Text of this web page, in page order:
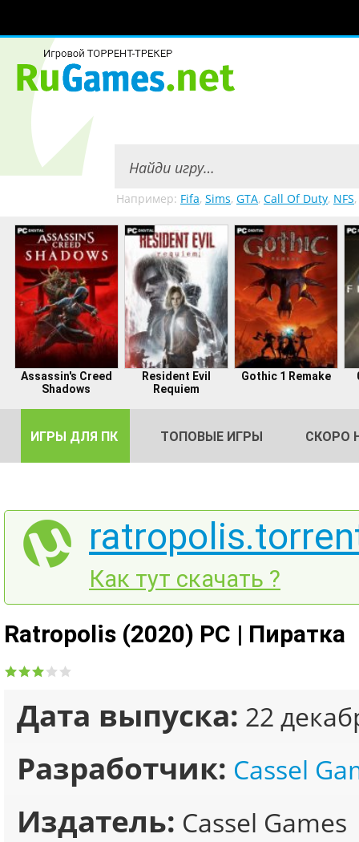
Например: Fifa, Sims, GTA, Call Of Duty, NFS,
Assassin's Creed
Shadows
Resident Evil
Requiem
Gothic 1 Remake
ИГРЫ ДЛЯ ПК ТОПОВЫЕ ИГРЫ СКОРО
Как тут скачать ?
Ratropolis (2020) PC | Пиратка
Дата выпуска: 22
Разработчик: Cassel
Издатель: Cassel Games